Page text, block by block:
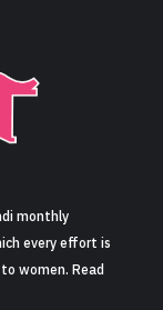
monthly
every effort is
women. Read